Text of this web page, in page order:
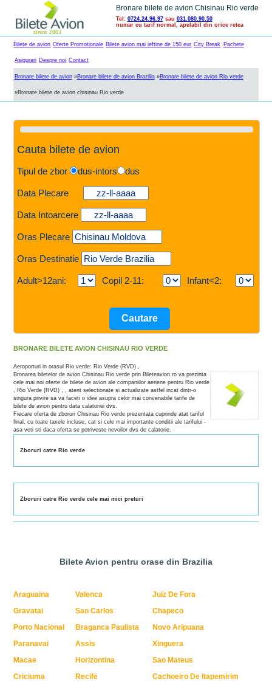
Bronare bilete de avion Chisinau Rio verde
Tel: 0724.24.96.97sau 031.080.90.50
numar cu tarif normal, apelabil din orice retea
Bilete de avion Oferte Promotionale Bilete avion mai ieftine de 150 eur City Break Pachete
Asigurari Despre noi Contact
Bronare bilete de avion»Bronare bilete de avion Brazilia»Bronare bilete de avion Rio verde
»Bronare bilete de avion chisinau Rio verde
Cauta bilete de avion
Tipul de zbor dus-intors dus
Data Plecare
Data Intoarcere
Oras Plecare
Oras Destinatie
Adult>12ani: Copil 2-11: Infant<2:
BRONARE BILETE AVION CHISINAU RIO VERDE
Aeroporturi in orasul Rio verde: Rio Verde (RVD) ,
Bronarea biletelor de avion Chisinau Rio verde prin Bileteavion.ro va prezinta
cele mai noi oferte de bilete de avion ale companiilor aeriene pentru Rio verde
, Rio Verde (RVD) , , atent selectionate si actualizate astfel incat dintr-o
singura privire sa va faceti o idee asupra celor mai convenabile tarife de
bilete de avion pentru data calatoriei dvs.
Fiecare oferta de zboruri Chisinau Rio verde prezentata cuprinde atat tariful
final, cu toate taxele incluse, cat si cele mai importante conditii ale tarifului -
asa veti sti daca oferta se potriveste nevoilor dvs de calatorie.
Zboruri catre Rio verde
Zboruri catre Rio verde cele mai mici preturi
Bilete Avion pentru orase din Brazilia
Araguaina Valenca
Juiz De Fora
Gravatai
Sao Carlos
Chapeco
Porto Nacional
Braganca Paulista
Novo Aripuana
Paranavai
Assis
Xinguera
Macae
Horizontina
Sao Mateus
Criciuma
Recife
Cachoeiro De Itapemirim